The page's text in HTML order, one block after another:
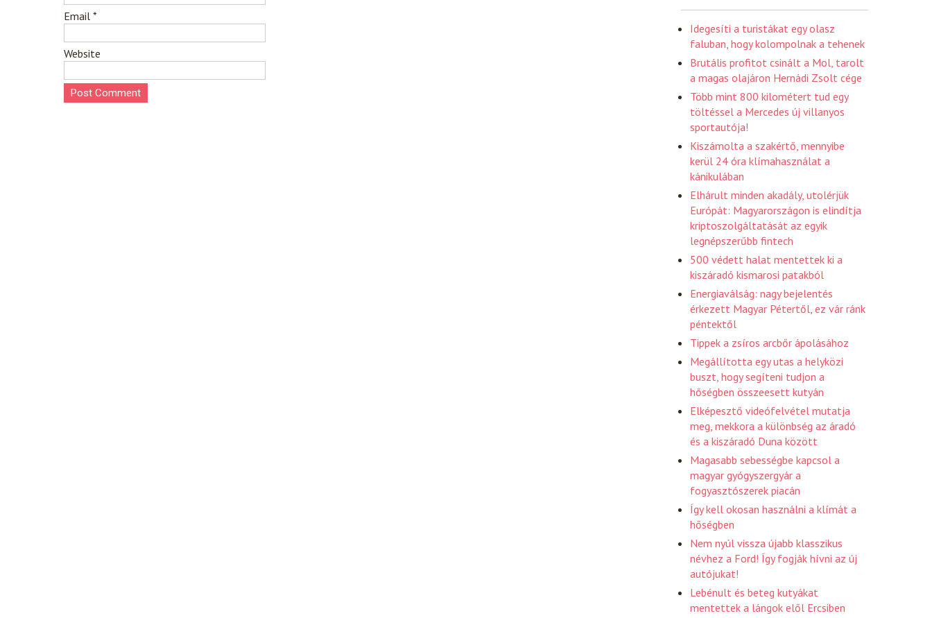
Email *
Website
Idegesíti a turistákat egy olasz
faluban, hogy kolompolnak a tehenek
Brutális profitot csinált a Mol, tarolt
a magas olajáron Hernádi Zsolt cége
Több mint 800 kilométert tud egy
töltéssel a Mercedes új villanyos
sportautója!
Kiszámolta a szakértő, mennyibe
kerül 24 óra klímahasználat a
kánikulában
Elhárult minden akadály, utolérjük
Európát: Magyarországon is elindítja
kriptoszolgáltatását az egyik
legnépszerűbb fintech
500 védett halat mentettek ki a
kiszáradó kismarosi patakból
Energiaválság: nagy bejelentés
érkezett Magyar Pétertől, ez vár ránk
péntektől
Tippek a zsíros arcbőr ápolásához
Megállította egy utas a helyközi
buszt, hogy segíteni tudjon a
hőségben összeesett kutyán
Elképesztő videófelvétel mutatja
meg, mekkora a különbség az áradó
és a kiszáradó Duna között
Magasabb sebességbe kapcsol a
magyar gyógyszergyár a
fogyasztószerek piacán
Így kell okosan használni a klímát a
hőségben
Nem nyúl vissza újabb klasszikus
névhez a Ford! Így fogják hívni az új
autójukat!
Lebénult és beteg kutyákat
mentettek a lángok elől Ercsiben